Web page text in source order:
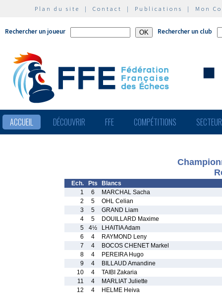
Plan du site | Contact | Publications | Mon
Rechercher un joueur Rechercher un club
ACCUEIL DÉCOUVRIR FFE COMPÉTITIONS
Ech. Pts
Blancs
1
6
MARCHAL Sacha
2
5
OHL Celian
3
5
GRAND Liam
4
5
DOUILLARD Maxime
5
4½
LHAITIA Adam
6
4
RAYMOND Leny
7
4
BOCOS CHENET Markel
8
4
PEREIRA Hugo
9
4
BILLAUD Amandine
10
4
TAIBI Zakaria
11
4
MARLIAT Juliette
12
4
HELME Heiva